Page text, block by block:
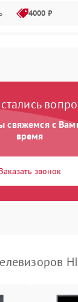
4000 ₽
свяжемся с
время
звонок